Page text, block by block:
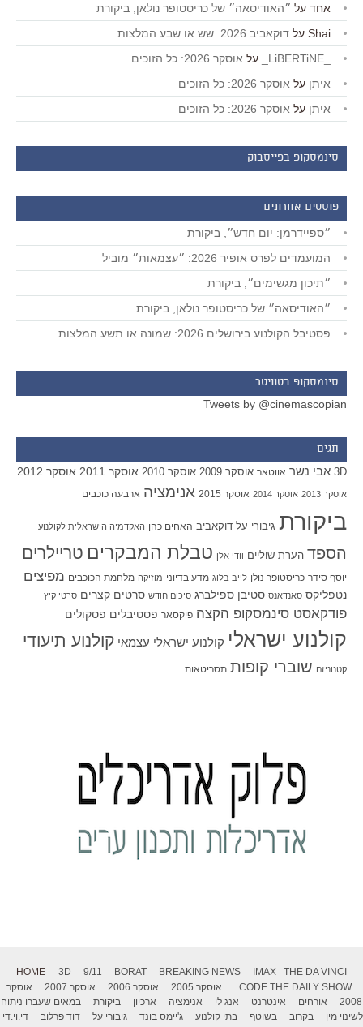
אחד על ״האודיסאה״ של כריסטופר נולאן, ביקורת
Shai על דוקאביב 2026: שש או שבע המלצות
על אוסקר 2026: כל הזוכים
איתן על אוסקר 2026: כל הזוכים
איתן על אוסקר 2026: כל הזוכים
סינמסקופ בפייסבוק
פוסטים אחרונים
״ספיידרמן: יום חדש״, ביקורת
המועמדים לפרס אופיר 2026: ״עצמאות״ מוביל
״תיכון מגשימים״, ביקורת
״האודיסאה״ של כריסטופר נולאן, ביקורת
פסטיבל הקולנוע בירושלים 2026: שמונה או תשע המלצות
סינמסקופ בטוויטר
Tweets by @cinemascopian
תגים
3D אבי נשר אווטאר אוסקר 2009 אוסקר 2010 אוסקר 2011 אוסקר 2012
אוסקר 2013 אוסקר 2014 אוסקר 2015 אנימציה ארבעה כוכבים
ביקורת גיבורי על דוקאביב האחים כהן האקדמיה הישראלית לקולנוע
הספד הערת שוליים וודי אלן טבלת המבקרים טריילרים
יוסף סידר כריסטופר נולן לייב בלוג מדע בדיוני מוזיקה מלחמת הכוכבים מפיצים
נטפליקס סאנדאנס סטיבן ספילברג סיכום חודש סרטים קצרים סרטי קיץ
פודקאסט סינמסקופ הקצה פיקסאר פסטיבלים פסקולים
קולנוע ישראלי קולנוע ישראלי עצמאי קולנוע תיעודי
קטנוניזם שוברי קופות תסריטאות
HOME 3D 9/11 BORAT BREAKING NEWS IMAX
THE DA VINCI
CODE THE DAILY SHOW אוסקר 2005 אוסקר 2006 אוסקר 2007
אוסקר
2008
אורחים אינטרנט אנג לי אנימציה ארכיון ביקורת
במאים שעברו ניתוח
לשינוי מין
בקרוב בשוטף בתי קולנוע ג'יימס בונד גיבורי על דוד פרלוב
די.וי.די